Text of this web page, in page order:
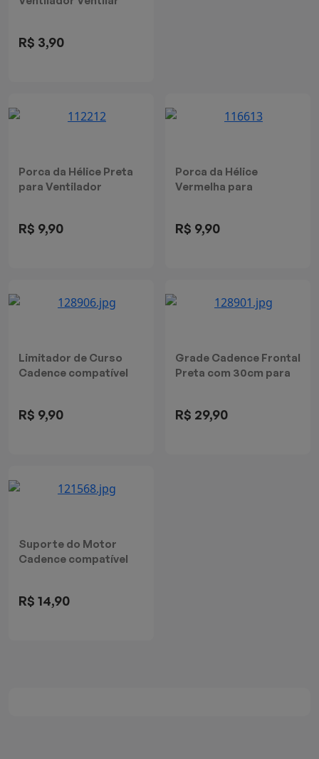
R$ 3,90
Porca da Hélice Preta
para Ventilador
R$ 9,90
Porca da Hélice
Vermelha para
R$ 9,90
Limitador de Curso
Cadence compatível
R$ 9,90
Grade Cadence Frontal
Preta com 30cm para
R$ 29,90
Suporte do Motor
Cadence compatível
R$ 14,90